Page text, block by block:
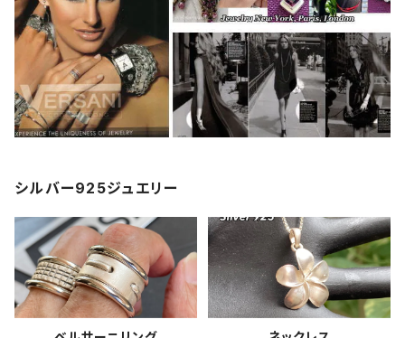
シルバー925ジュエリー